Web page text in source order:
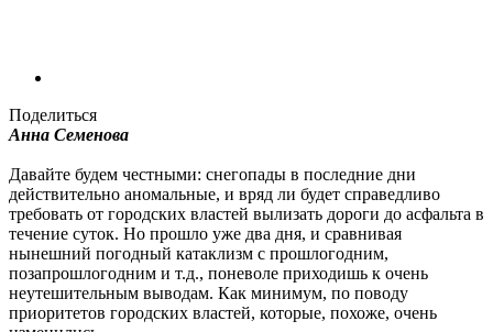
Поделиться
Анна Семенова
Давайте будем честными: снегопады в последние дни
действительно аномальные, и вряд ли будет справедливо
требовать от городских властей вылизать дороги до асфальта в
течение суток. Но прошло уже два дня, и сравнивая
нынешний погодный катаклизм с прошлогодним,
позапрошлогодним и т.д., поневоле приходишь к очень
неутешительным выводам. Как минимум, по поводу
приоритетов городских властей, которые, похоже, очень